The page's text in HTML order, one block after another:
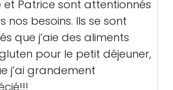
et Patrice sont attentionnés
nos besoins. Ils se sont
que j’aie des aliments
pour le petit déjeuner,
j’ai grandement